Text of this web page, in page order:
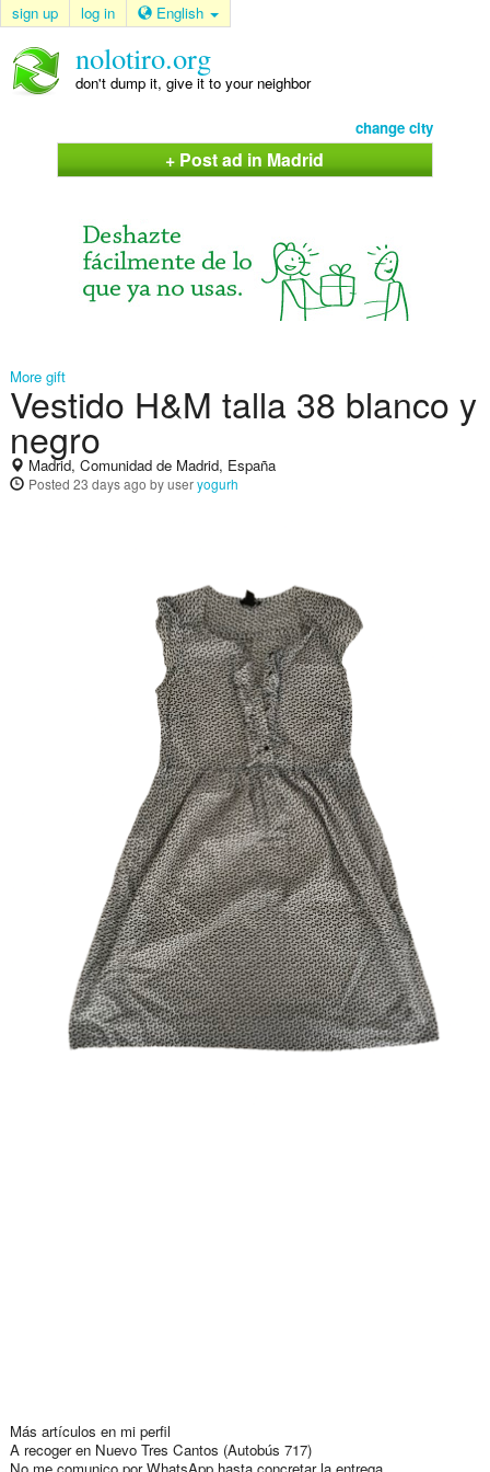
sign up log in English
nolotiro.org
don't dump it, give it to your neighbor
change city
+ Post ad in Madrid
More gift
Vestido H&M talla 38 blanco y
negro
Madrid, Comunidad de Madrid, España
Posted 23 days ago by useryogurh
Más artículos en mi perfil
A recoger en Nuevo Tres Cantos (Autobús 717)
No me comunico por WhatsApp hasta concretar la entrega